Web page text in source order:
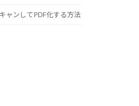
ャンしてPDF化する方法